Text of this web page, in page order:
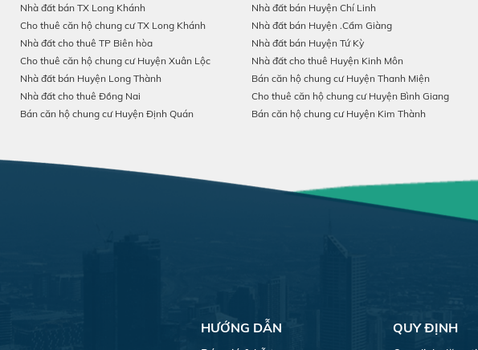
Nhà đất bán TX Long Khánh
Cho thuê căn hộ chung cư TX Long Khánh
Nhà đất cho thuê TP Biên hòa
Cho thuê căn hộ chung cư Huyện Xuân Lộc
Nhà đất bán Huyện Long Thành
Nhà đất cho thuê Đồng Nai
Bán căn hộ chung cư Huyện Định Quán
Nhà đất bán Huyện Chí Linh
Nhà đất bán Huyện .Cẩm Giàng
Nhà đất bán Huyện Tứ Kỳ
Nhà đất cho thuê Huyện Kinh Môn
Bán căn hộ chung cư Huyện Thanh Miện
Cho thuê căn hộ chung cư Huyện Bình Giang
Bán căn hộ chung cư Huyện Kim Thành
HƯỚNG DẪN QUY ĐỊNH